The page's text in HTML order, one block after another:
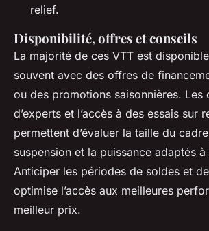
relief.
Disponibilité, offres et conseils
La majorité de ces VTT est
souvent avec des offres de
ou des promotions saisonnières. Les
d’experts et l’accès à des essais sur
permettent d’évaluer la taille du
suspension et la puissance adaptés
Anticiper les périodes de soldes et
optimise l’accès aux meilleures
meilleur prix.